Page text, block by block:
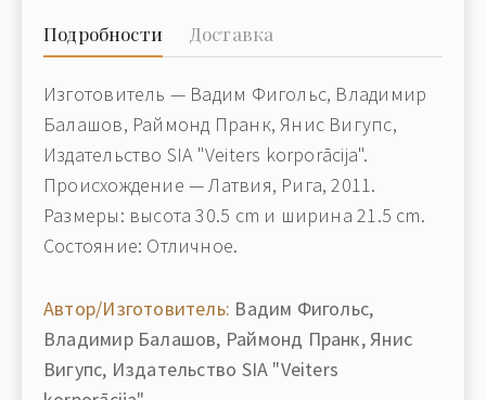
Подробности Доставка
Изготовитель — Вадим Фигольс, Владимир
Балашов, Раймонд Пранк, Янис Вигупс,
Издательство SIA "Veiters korporācija".
Происхождение — Латвия, Рига, 2011.
Размеры: высота 30.5 cm и ширина 21.5 cm.
Состояние: Отличное.
Автор/Изготовитель: Вадим Фигольс,
Владимир Балашов, Раймонд Пранк, Янис
Вигупс, Издательство SIA "Veiters